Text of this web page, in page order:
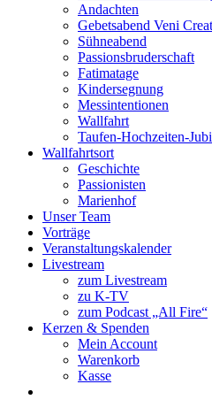
Andachten
Gebetsabend Veni
Sühneabend
Passionsbruderschaft
Fatimatage
Kindersegnung
Messintentionen
Wallfahrt
Taufen-Hochzeiten-
Wallfahrtsort
Geschichte
Passionisten
Marienhof
Unser Team
Vorträge
Veranstaltungskalender
Livestream
zum Livestream
zu K-TV
zum Podcast „All Fire“
Kerzen & Spenden
Mein Account
Warenkorb
Kasse